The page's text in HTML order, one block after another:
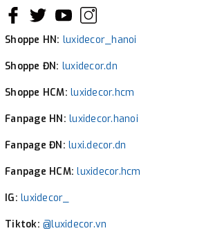
Shoppe HN: luxidecor_hanoi
Shoppe ĐN: luxidecor.dn
Shoppe HCM: luxidecor.hcm
Fanpage HN: luxidecor.hanoi
Fanpage ĐN: luxi.decor.dn
Fanpage HCM:luxidecor.hcm
IG: luxidecor_
Tiktok: @luxidecor.vn